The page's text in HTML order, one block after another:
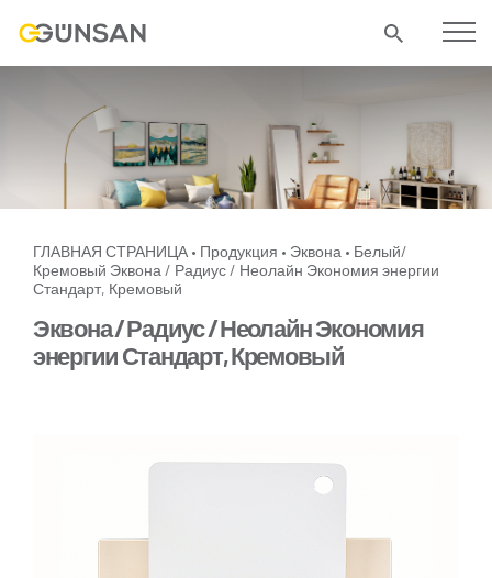
ГЛАВНАЯ СТРАНИЦА • Продукция • Эквона • Белый/
Кремовый Эквона / Радиус / Неолайн Экономия энергии
Стандарт, Кремовый
Эквона / Радиус / Неолайн Экономия
энергии Стандарт, Кремовый